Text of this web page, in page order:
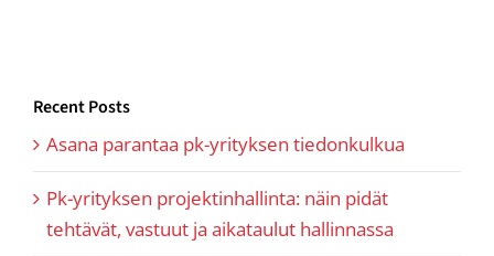
Recent Posts
Asana parantaa pk-yrityksen tiedonkulkua
Pk-yrityksen projektinhallinta: näin pidät
tehtävät, vastuut ja aikataulut hallinnassa